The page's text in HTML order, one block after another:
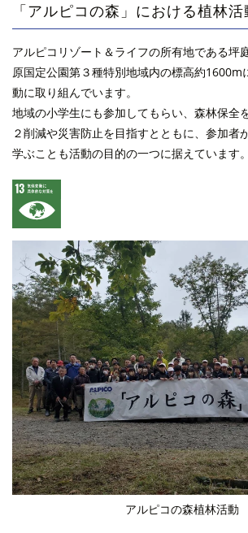
「アルピコの森」における植林活
アルピコリゾート＆ライフの所有地である坪
原国定公園第３種特別地域内の標高約1600m
動に取り組んでいます。
地域の小学生にも参加してもらい、森林保全
２削減や災害防止を目指すとともに、参加者
学ぶことも活動の目的の一つに据えています。
アルピコの森植林活動